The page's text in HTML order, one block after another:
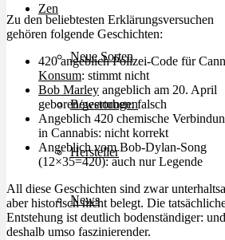
Zen
Neue Sorten
Bewertungen
Hersteller
News
Zu den beliebtesten Erklärungsversuchen
gehören folgende Geschichten:
420 angeblich Polizei-Code für
Konsum: stimmt nicht
Bob Marley angeblich am 20. April
geboren/gestorben: falsch
Angeblich 420 chemische
in Cannabis: nicht korrekt
Angeblich vom Bob-Dylan-Song
(12×35=420): auch nur Legende
All diese Geschichten sind zwar
aber historisch nicht belegt. Die
Entstehung ist deutlich bodenständiger: und
deshalb umso faszinierender.